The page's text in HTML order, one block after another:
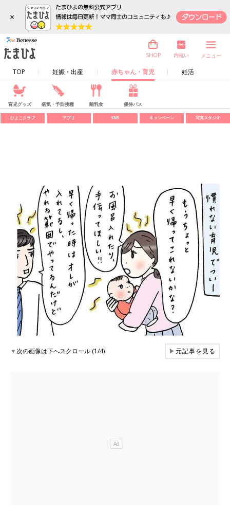
×
TOP 妊娠・出産 赤ちゃん・育児 妊活
SHOP 内祝い メニュー
育児グッズ 病気・予防接種 離乳食 優待パス
ひよこクラブ アプリ SNS キャンペーン 写真スタジオ
▼次の画像は下へスクロール (1/4) ▶元記事を見る